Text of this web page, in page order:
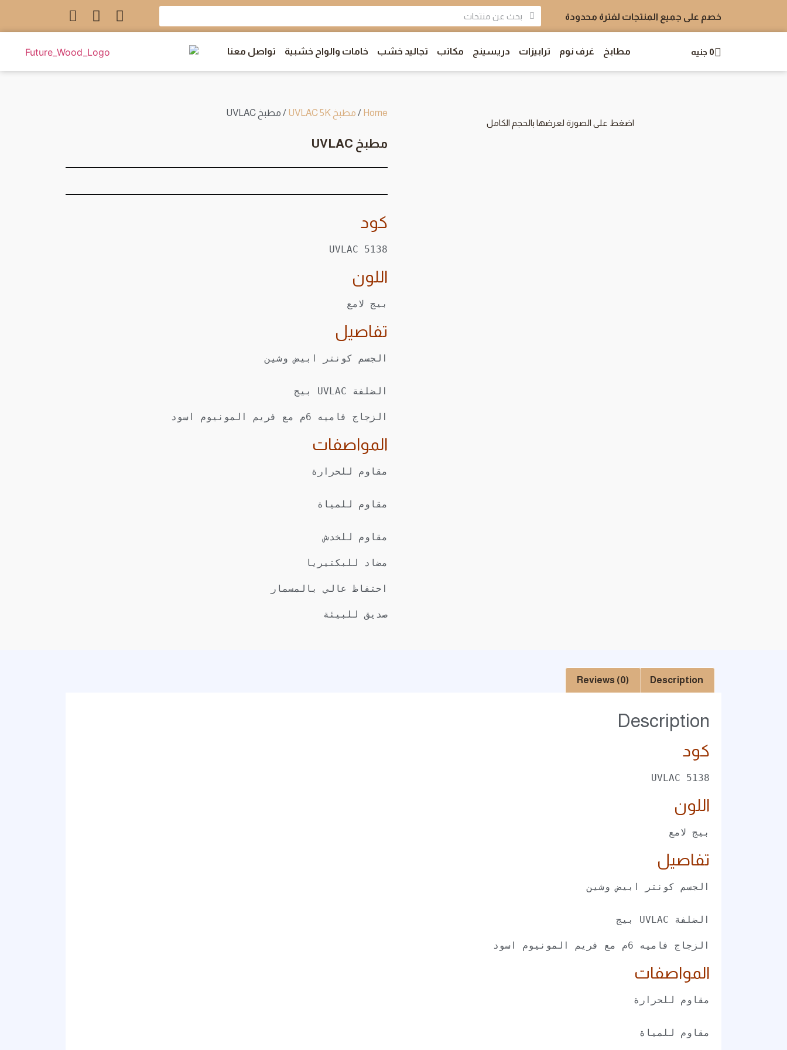
خصم على جميع المنتجات لفترة محدودة
0 جنيه مطابخ غرف نوم ترابيزات دريسينج مكاتب تجاليد خشب خامات والواح خشبية تواصل معنا
اضغط على الصورة لعرضها بالحجم الكامل
Home
/ مطبخ UVLAC 5K / مطبخ UVLAC
مطبخ UVLAC
كود
UVLAC 5138
اللون
بيج لامع
تفاصيل
الضلفة UVLAC بيج
الزجاج فاميه 6م مع فريم المونيوم اسود
المواصفات
مقاوم للخدش
مضاد للبكتيريا
احتفاظ عالي بالمسمار
صديق للبيئة
Description
Reviews (0)
Description
كود
UVLAC 5138
اللون
بيج لامع
تفاصيل
الضلفة UVLAC بيج
الزجاج فاميه 6م مع فريم المونيوم اسود
المواصفات